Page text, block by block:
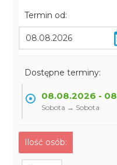
Termin od:
Dostępne terminy:
08.08.2026 -
Sobota → Sobota
Ilość osób: